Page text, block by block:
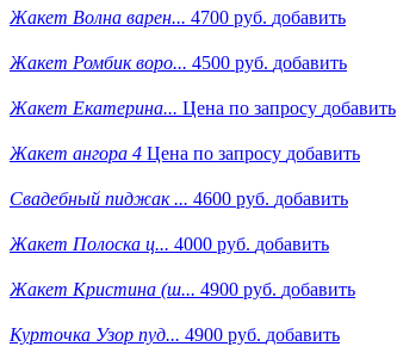
Жакет Волна варен... 4700 руб. добавить
Жакет Ромбик воро... 4500 руб. добавить
Жакет Екатерина... Цена по запросу добавить
Жакет ангора 4 Цена по запросу добавить
Свадебный пиджак ... 4600 руб. добавить
Жакет Полоска ц... 4000 руб. добавить
Жакет Кристина (ш... 4900 руб. добавить
Курточка Узор пуд... 4900 руб. добавить